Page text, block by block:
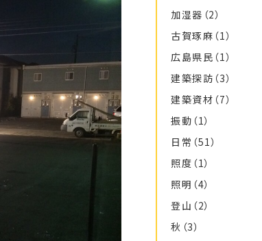
加湿器 （2）
古賀琢麻 （1）
広島県民 （1）
建築探訪 （3）
建築資材 （7）
振動 （1）
日常 （51）
照度 （1）
照明 （4）
登山 （2）
秋 （3）